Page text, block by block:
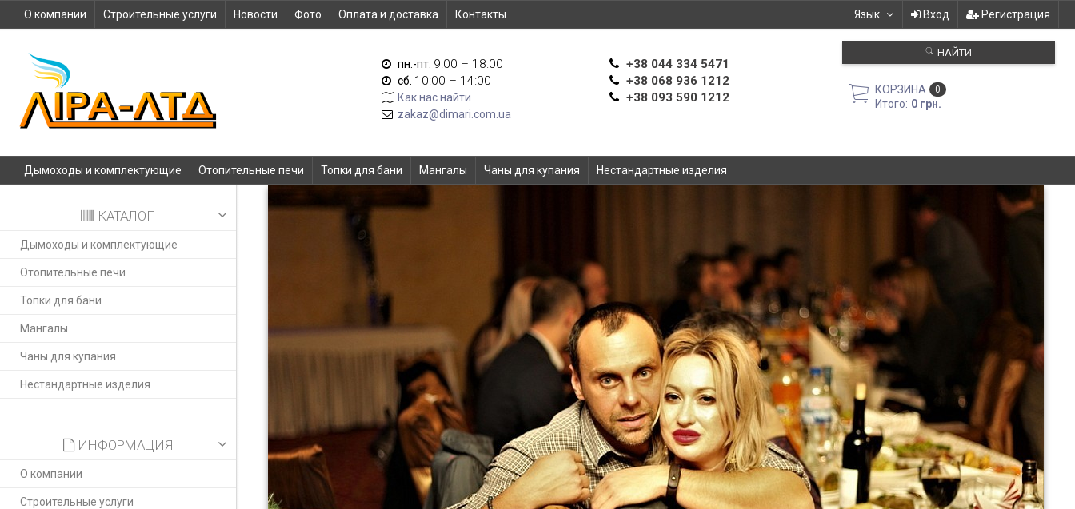
О компании Строительные услуги Новости Фото Оплата и доставка Контакты Язык Вход Регистрация
пн.-пт. 9:00 – 18:00
сб. 10:00 – 14:00
Как нас найти
zakaz@dimari.com.ua
+38 044 334 5471
+38 068 936 1212
+38 093 590 1212
НАЙТИ
КОРЗИНА 0
Итого: 0 грн.
Дымоходы и комплектующие Отопительные печи Топки для бани Мангалы Чаны для купания Нестандартные изделия
КАТАЛОГ
Дымоходы и комплектующие
Отопительные печи
Топки для бани
Мангалы
Чаны для купания
Нестандартные изделия
ИНФОРМАЦИЯ
О компании
Строительные услуги